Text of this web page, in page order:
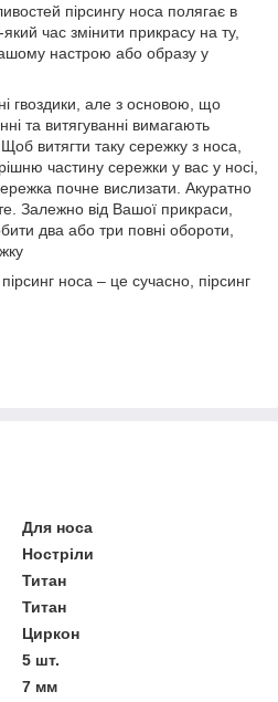
пірсингу носа полягає в
час змінити прикрасу на ту,
настрою або образу у
гвоздики, але з основою, що
та витягуванні вимагають
витягти таку сережку з носа,
частину сережки у вас у носі,
почне вислизати. Акуратно
Залежно від Вашої прикраси,
два або три повні обороти,
носа – це сучасно, пірсинг
Для носа
Ностріли
Титан
Титан
Циркон
5 шт.
7 мм